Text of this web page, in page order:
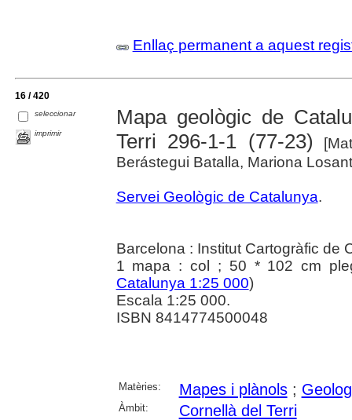
Enllaç permanent a aquest
16 / 420
seleccionar
imprimir
Mapa geològic de
Terri 296-1-1 (77-23)
Berástegui Batalla, Mariona
Servei Geològic de Catalunya.
Barcelona : Institut Cartogràfic de
1 mapa : col ; 50 * 102 cm
Catalunya 1:25 000)
Escala 1:25 000.
ISBN 8414774500048
Matèries: Mapes i plànols;
Àmbit: Cornellà del Terri